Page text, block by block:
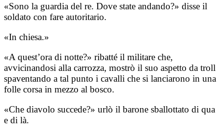
«Sono la guardia del re. Dove state andando?» disse il
soldato con fare autoritario.
«In chiesa.»
«A quest’ora di notte?» ribatté il militare che,
avvicinandosi alla carrozza, mostrò il suo aspetto da troll
spaventando a tal punto i cavalli che si lanciarono in una
folle corsa in mezzo al bosco.
«Che diavolo succede?» urlò il barone sballottato di qua
e di là.